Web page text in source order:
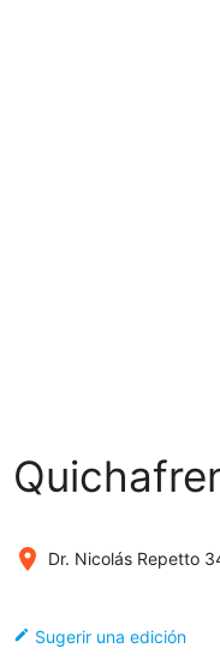
place Dr. Nicolás Repetto
edit Sugerir una edición